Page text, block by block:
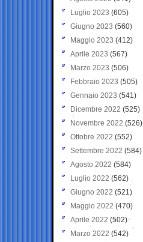
Luglio 2023 (605)
Giugno 2023 (560)
Maggio 2023 (412)
Aprile 2023 (567)
Marzo 2023 (506)
Febbraio 2023 (505)
Gennaio 2023 (541)
Dicembre 2022 (525)
Novembre 2022 (526)
Ottobre 2022 (552)
Settembre 2022 (584)
Agosto 2022 (584)
Luglio 2022 (562)
Giugno 2022 (521)
Maggio 2022 (470)
Aprile 2022 (502)
Marzo 2022 (542)